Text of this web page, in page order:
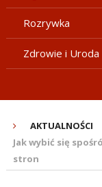
Rozrywka
Zdrowie i Uroda
AKTUALNOŚCI
Jak wybić się
stron